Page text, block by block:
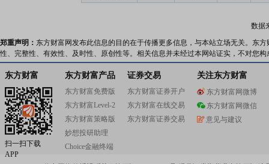
数据
郑重声明： 东方财富网发布此信息的目的在于传播更多信息，与本站立场无关。东
性、完整性、有效性、及时性、原创性等。相关信息并未经过本网站证实，不对您
东方财富
扫一扫下载
APP
东方财富产品
东方财富免费版
东方财富Level-2
东方财富策略版
妙想投研助理
Choice金融终端
证券交易
东方财富证券开户
东方财富在线交易
东方财富证券交易
关注东方财富
东方财富网微博
东方财富网微信
意见与建议